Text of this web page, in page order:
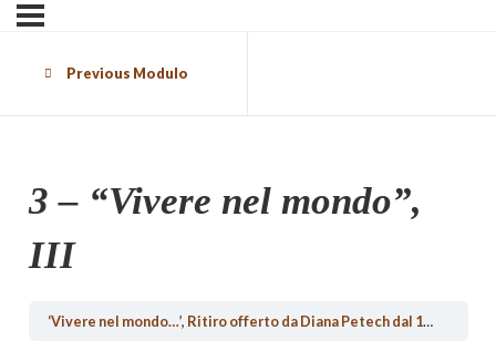
Previous Modulo
3 – “Vivere nel mondo”,
III
‘Vivere nel mondo…’, Ritiro offerto da Diana Petech dal 19 al 22 luglio 2012